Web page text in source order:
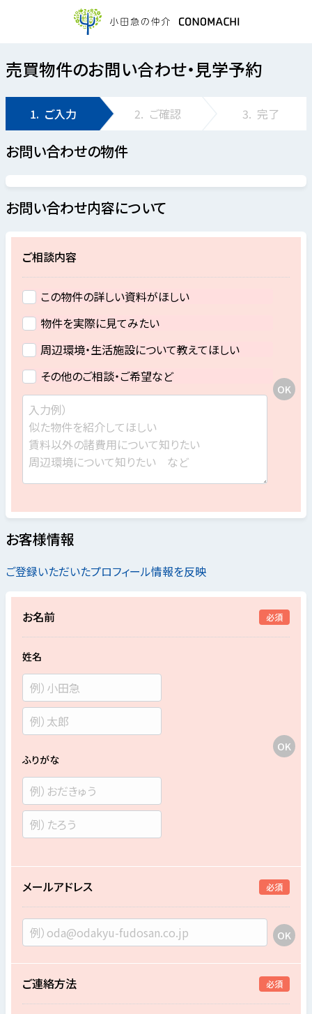
売買物件のお問い合わせ・見学予約
1. ご入力 2. ご確認 3. 完了
お問い合わせの物件
お問い合わせ内容について
ご相談内容
この物件の詳しい資料がほしい
物件を実際に見てみたい
周辺環境・生活施設について教えてほしい
その他のご相談・ご希望など
お客様情報
ご登録いただいたプロフィール情報を反映
お名前 必須
姓名
ふりがな
メールアドレス 必須
ご連絡方法 必須